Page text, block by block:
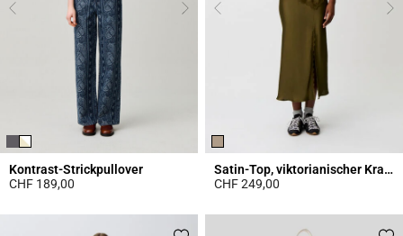
Kontrast-Strickpullover
CHF 189,00
Satin-Top, viktorianischer Kragen
CHF 249,00